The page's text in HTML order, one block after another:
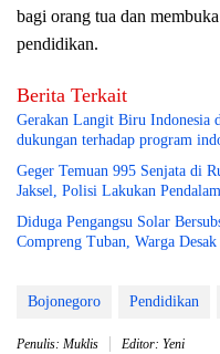
bagi orang tua dan
pendidikan.
Berita Terkait
Gerakan Langit Biru Indonesia
dukungan terhadap program
Geger Temuan 995 Senjata di
Jaksel, Polisi Lakukan
Diduga Pengangsu Solar
Compreng Tuban, Warga
Bojonegoro Pendidikan
Penulis: Muklis Editor: Yeni